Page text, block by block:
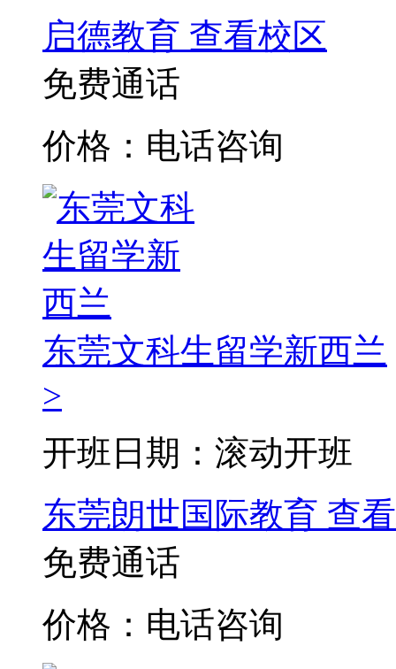
启德教育 查看校区
免费通话
价格：电话咨询
东莞文科生留学新西兰
>
开班日期：滚动开班
东莞朗世国际教育 查
免费通话
价格：电话咨询